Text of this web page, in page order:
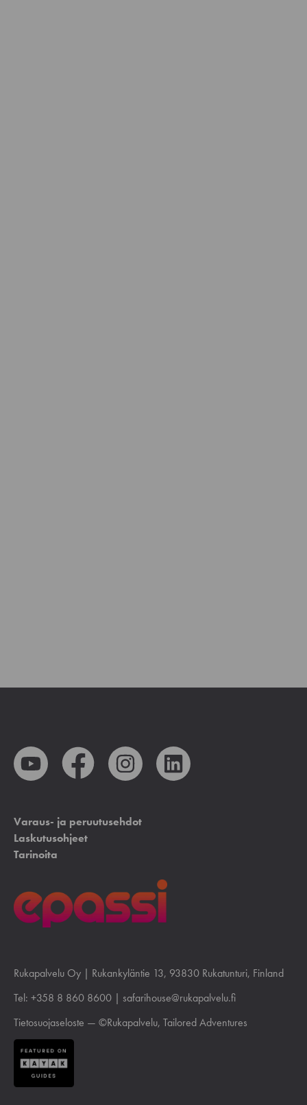
Rukapalvelu Oy | Rukankyläntie 13, 93830 Rukatunturi, Finland
Tel: +358 8 860 8600 | safarihouse@rukapalvelu.fi
Tietosuojaseloste — ©Rukapalvelu, Tailored Adventures
Varaus- ja peruutusehdot
Laskutusohjeet
Tarinoita